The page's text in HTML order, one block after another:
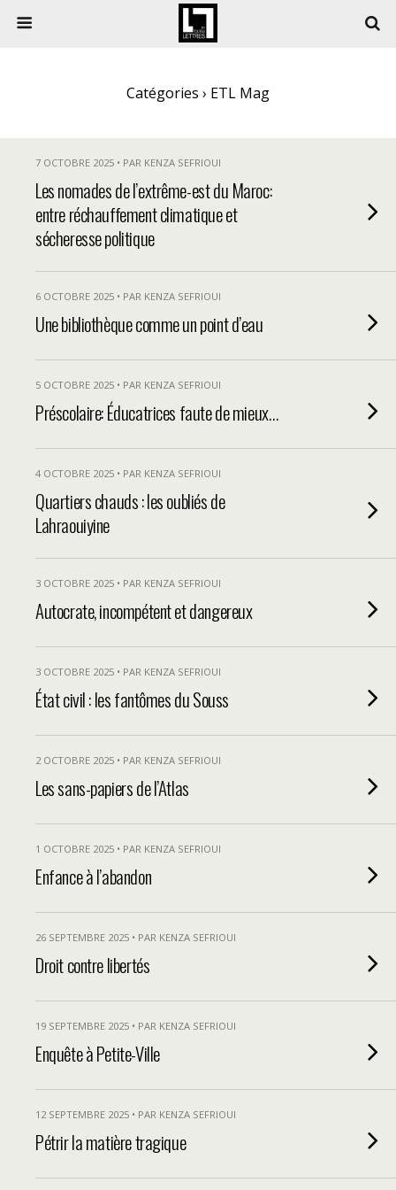
Catégories › ETL Mag
7 OCTOBRE 2025 • PAR KENZA SEFRIOUI
Les nomades de l’extrême-est du Maroc:
entre réchauffement climatique et
sécheresse politique
6 OCTOBRE 2025 • PAR KENZA SEFRIOUI
Une bibliothèque comme un point d’eau
5 OCTOBRE 2025 • PAR KENZA SEFRIOUI
Préscolaire: Éducatrices faute de mieux…
4 OCTOBRE 2025 • PAR KENZA SEFRIOUI
Quartiers chauds : les oubliés de
Lahraouiyine
3 OCTOBRE 2025 • PAR KENZA SEFRIOUI
Autocrate, incompétent et dangereux
3 OCTOBRE 2025 • PAR KENZA SEFRIOUI
État civil : les fantômes du Souss
2 OCTOBRE 2025 • PAR KENZA SEFRIOUI
Les sans-papiers de l’Atlas
1 OCTOBRE 2025 • PAR KENZA SEFRIOUI
Enfance à l’abandon
26 SEPTEMBRE 2025 • PAR KENZA SEFRIOUI
Droit contre libertés
19 SEPTEMBRE 2025 • PAR KENZA SEFRIOUI
Enquête à Petite-Ville
12 SEPTEMBRE 2025 • PAR KENZA SEFRIOUI
Pétrir la matière tragique